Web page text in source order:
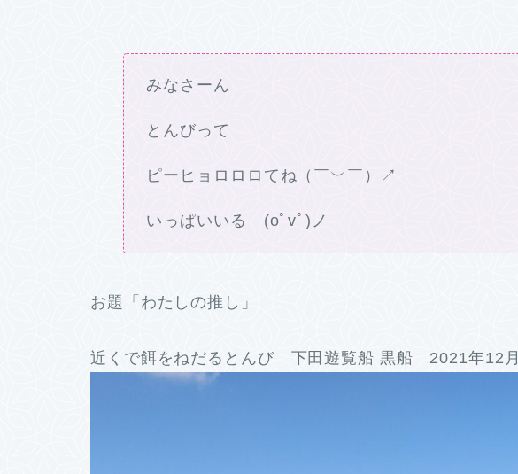
みなさーん
とんびって
ピーヒョロロロてね（￣︶￣）↗
いっぱいいる (oﾟvﾟ)ノ
お題「わたしの推し」
近くで餌をねだるとんび 下田遊覧船 黒船 2021年12月